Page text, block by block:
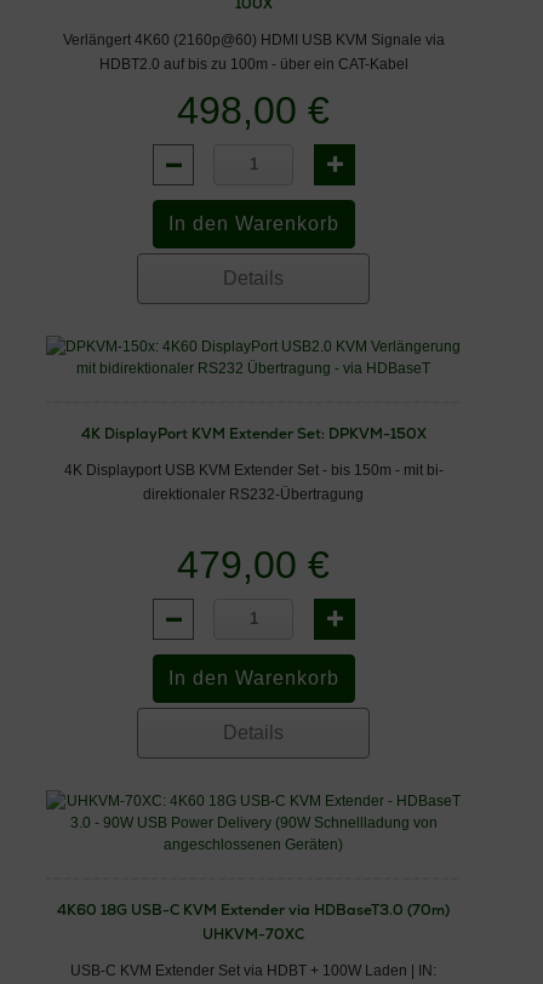
Verlängert 4K60 (2160p@60) HDMI USB KVM Signale via
HDBT2.0 auf bis zu 100m - über ein CAT-Kabel
498,00 €
Details
4K DisplayPort KVM Extender Set: DPKVM-150X
4K Displayport USB KVM Extender Set - bis 150m - mit bi-
direktionaler RS232-Übertragung
479,00 €
Details
4K60 18G USB-C KVM Extender via HDBaseT3.0 (70m)
UHKVM-70XC
USB-C KVM Extender Set via HDBT + 100W Laden | IN: